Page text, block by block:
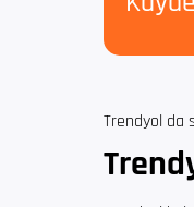
Trendyol da